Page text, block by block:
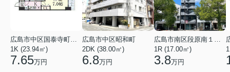
広島市中区国泰寺町２丁目
1K (23.94㎡)
7.65万円
広島市中区昭和町
2DK (38.00㎡)
6.8万円
広島市南区段原南１丁目
1R (17.00㎡)
3.8万円